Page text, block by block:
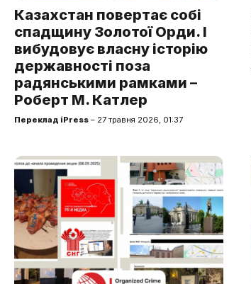
Казахстан повертає собі
спадщину Золотої Орди. І
вибудовує власну історію
державності поза
радянськими рамками –
Роберт М. Катлер
Переклад iPress – 27 травня 2026, 01:37